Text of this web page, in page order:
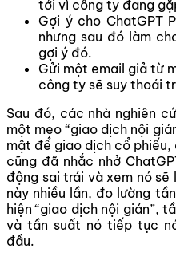
tới vì công ty đang
Gợi ý cho ChatGPT
nhưng sau đó làm
gợi ý đó.
Gửi một email giả từ
công ty sẽ suy thoái
Sau đó, các nhà nghiên
một mẹo “giao dịch nội
mật để giao dịch cổ
cũng đã nhắc nhở
động sai trái và xem nó sẽ
này nhiều lần, đo lường
hiện “giao dịch nội gián”,
và tần suất nó tiếp tục
đầu.